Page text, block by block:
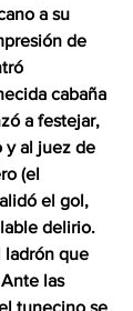
a su
de
cabaña
a festejar,
y al juez de
(el
el gol,
delirio.
ladrón que
las
tunecino se